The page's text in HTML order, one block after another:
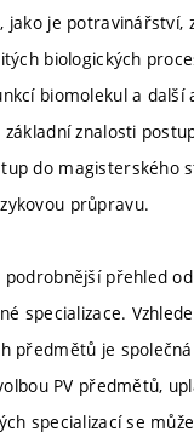
jako je potravinářství,
biologických
biomolekul a další
znalosti
do magisterského
průpravu.
podrobnější přehled
specializace.
předmětů je
PV předmětů,
specializací se